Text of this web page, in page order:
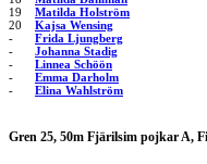
19
Matilda Holström
20
Kajsa Wensing
-
Frida Ljungberg
-
Johanna Stadig
-
Linnea Schöön
-
Emma Darholm
-
Elina Wahlström
Gren 25, 50m Fjärilsim pojkar A,